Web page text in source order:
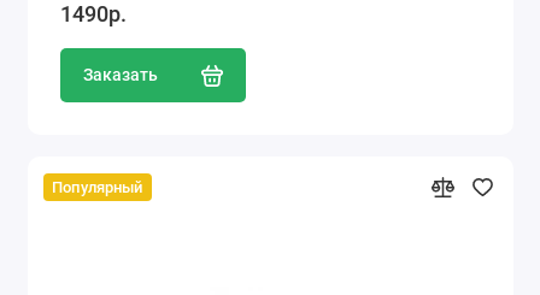
1490р.
Заказать
Популярный